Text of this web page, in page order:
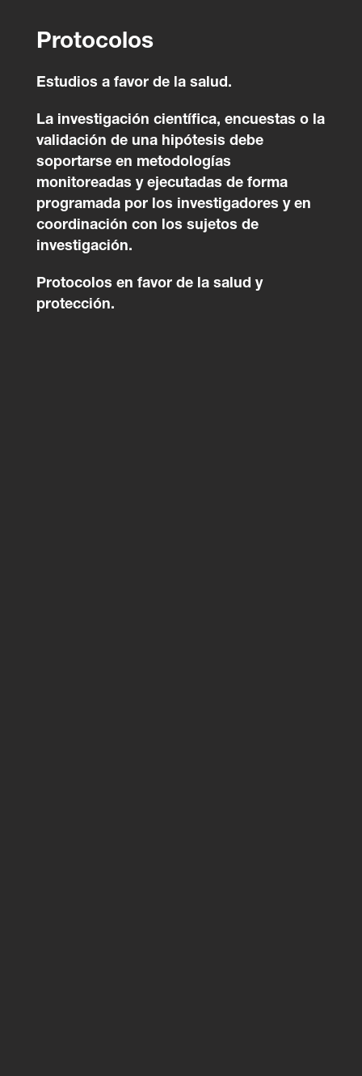
Protocolos
Estudios a favor de la salud.
La investigación científica, encuestas o la
validación de una hipótesis debe
soportarse en metodologías
monitoreadas y ejecutadas de forma
programada por los investigadores y en
coordinación con los sujetos de
investigación.
Protocolos en favor de la salud y
protección.